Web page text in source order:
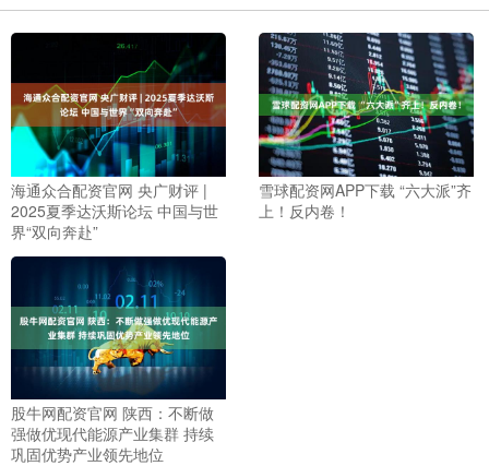
海通众合配资官网 央广财评 |
2025夏季达沃斯论坛 中国与世
界“双向奔赴”
雪球配资网APP下载 “六大派”齐
上！反内卷！
股牛网配资官网 陕西：不断做
强做优现代能源产业集群 持续
巩固优势产业领先地位